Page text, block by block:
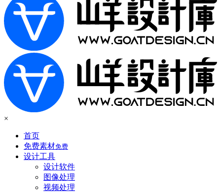
×
首页
免费素材免费
设计工具
设计软件
图像处理
视频处理